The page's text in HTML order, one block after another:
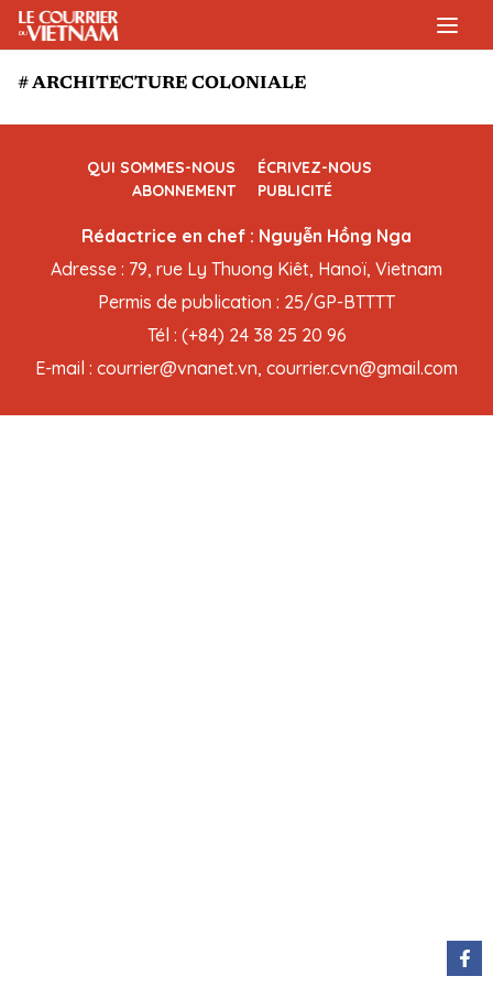
# ARCHITECTURE COLONIALE
QUI SOMMES-NOUS
ÉCRIVEZ-NOUS
ABONNEMENT
PUBLICITÉ
Rédactrice en chef : Nguyễn Hồng Nga
Adresse : 79, rue Ly Thuong Kiêt, Hanoï, Vietnam
Permis de publication : 25/GP-BTTTT
Tél : (+84) 24 38 25 20 96
E-mail : courrier@vnanet.vn, courrier.cvn@gmail.com